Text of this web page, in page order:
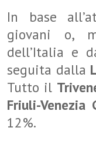
In base
giovani o,
dell’Italia e
seguita dalla
Tutto il
Friuli-Venezia
12%.